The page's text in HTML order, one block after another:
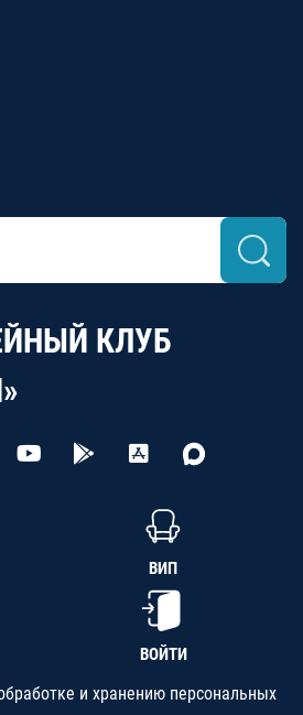
КЛУБ
ВИП
ВОЙТИ
и хранению персональных